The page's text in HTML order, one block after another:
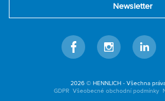
2026 © HENNLICH - Všechna
GDPR Všeobecné obchodní podmínky
FacebookInstagram
Newsletter